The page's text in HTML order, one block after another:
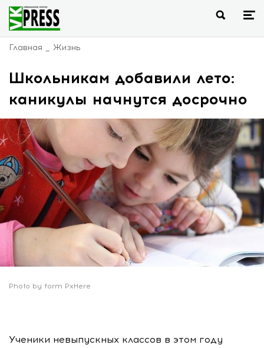
Главная Жизнь
Школьникам добавили лето:
каникулы начнутся досрочно
Photo by form PxHere
Ученики невыпускных классов в этом году